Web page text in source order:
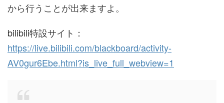
から行うことが出来ますよ。
bilibili特設サイト：
https://live.bilibili.com/blackboard/activity-
AV0gur6Ebe.html?is_live_full_webview=1